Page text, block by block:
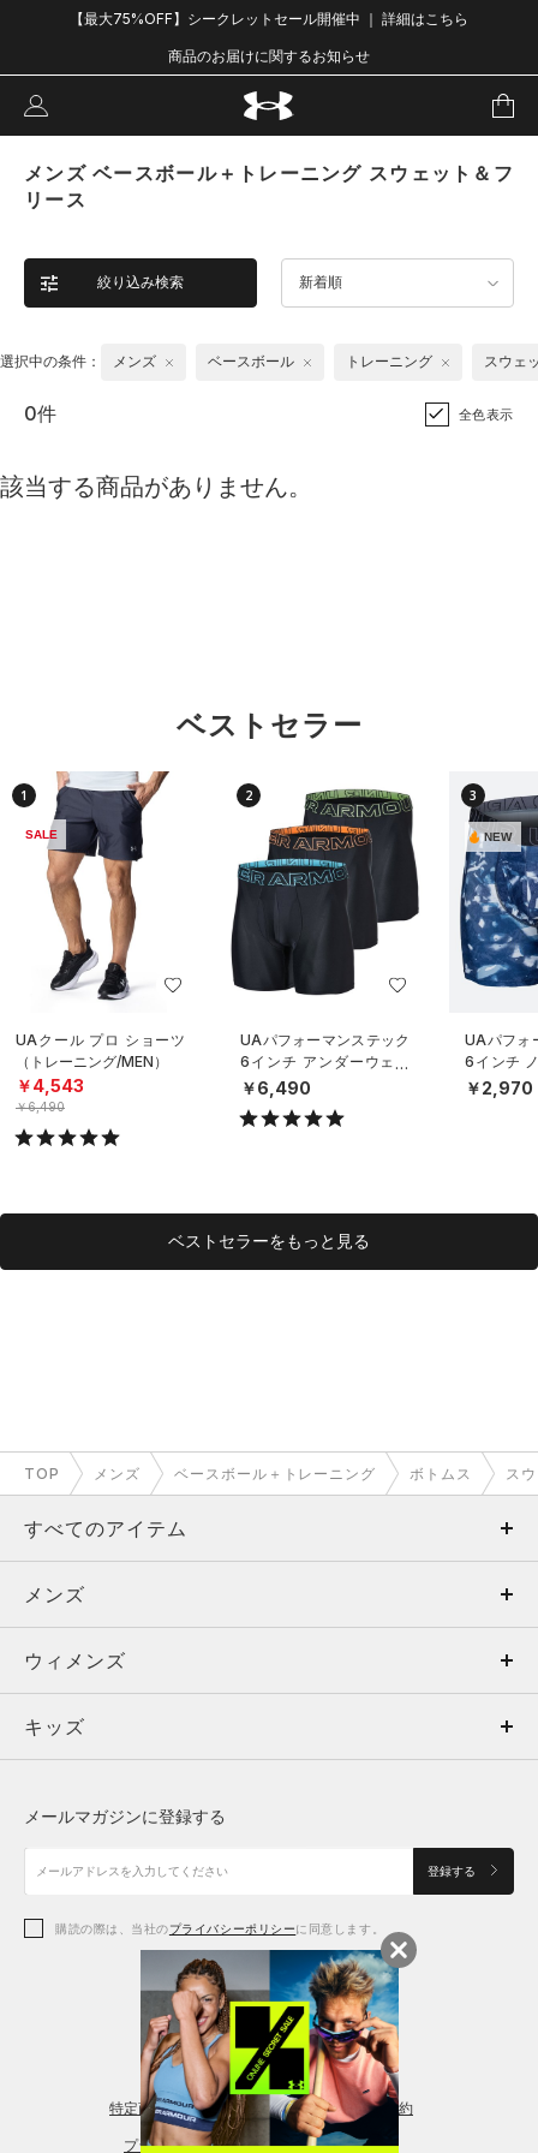
【最大75%OFF】シークレットセール開催中 ｜ 詳細はこちら
商品のお届けに関するお知らせ
メンズ ベースボール＋トレーニング スウェット＆フ
リース
絞り込み検索 新着順
選択中の条件： メンズ ベースボール トレーニング スウェ
0件 全色表示
該当する商品がありません。
ベストセラー
1
SALE
UAクール プロ ショーツ
（トレーニング/MEN）
￥4,543
￥6,490
2
UAパフォーマンステック
6インチ アンダーウェア
（3枚セット）（トレーニ
ング/MEN）
￥6,490
3
NEW
UAパフォ
6インチ
ダーウェ
グ/MEN）
￥2,970
ベストセラーをもっと見る
TOP メンズ ベースボール＋トレーニング ボトムス ス
すべてのアイテム
メンズ
ウィメンズ
キッズ
アクセサリー
メンズ
トップス
ボトムス
アクセサリー
ウィメンズ
トップス
シューズ
アクセサリー
レギンス＆タイツ
キッズ
シューズ
メールマガジンに登録する
登録する
購読の際は、当社のプライバシーポリシーに同意します。
特定商取引法に基づく通販の表記 会員規約
プライバシーポリシー